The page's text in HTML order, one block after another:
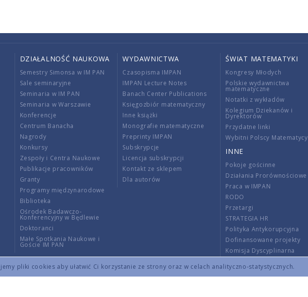
pliki cookies aby ułatwić Ci korzystanie ze strony oraz w celach analityczno-statystycznych.
DZIAŁALNOŚĆ NAUKOWA
Semestry Simonsa w IM PAN
Sale seminaryjne
Seminaria w IM PAN
Seminaria w Warszawie
Konferencje
Centrum Banacha
Nagrody
Konkursy
Zespoły i Centra Naukowe
Publikacje pracowników
Granty
Programy międzynarodowe
Biblioteka
Ośrodek Badawczo-
Konferencyjny w Będlewie
Doktoranci
Małe Spotkania Naukowe i
Goście IM PAN
WYDAWNICTWA
Czasopisma IMPAN
IMPAN Lecture Notes
Banach Center Publications
Księgozbiór matematyczny
Inne książki
Monografie matematyczne
Preprinty IMPAN
Subskrypcje
Licencja subskrypcji
Kontakt ze sklepem
Dla autorów
ŚWIAT MATEMATYKI
Kongresy Młodych
Polskie wydawnictwa
matematyczne
Notatki z wykładów
Kolegium Dziekanów i
Dyrektorów
Przydatne linki
Wybitni Polscy Matematycy
INNE
Pokoje gościnne
Działania Prorównościowe
Praca w IMPAN
RODO
Przetargi
STRATEGIA HR
Polityka Antykorupcyjna
Dofinansowane projekty
Komisja Dyscyplinarna
Wnoszenie opłat